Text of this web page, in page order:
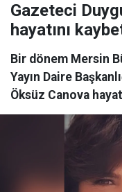
Gazeteci
hayatını
Bir dönem Mersin
Yayın Daire
Öksüz Canova